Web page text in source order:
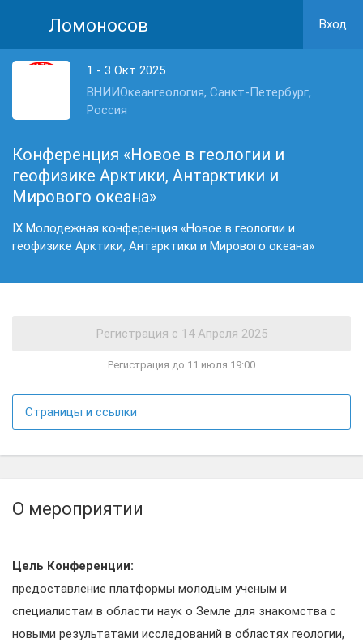
Ломоносов Вход
1 - 3 Окт 2025
ВНИИОкеангеология, Санкт-Петербург,
Россия
Конференция «Новое в геологии и
геофизике Арктики, Антарктики и
Мирового океана»
IX Молодежная конференция «Новое в геологии и
геофизике Арктики, Антарктики и Мирового океана»
Регистрация до 11 июля 19:00
Страницы и ссылки
О мероприятии
Цель Конференции:
предоставление платформы молодым ученым и
специалистам в области наук о Земле для знакомства с
новыми результатами исследований в областях геологии,